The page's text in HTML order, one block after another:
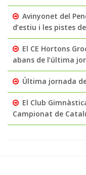
Avinyonet del
d’estiu i les pistes
El CE Hortons
abans de l’última
Última jornada
El Club
Campionat de